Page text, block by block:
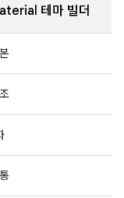
테마 빌더